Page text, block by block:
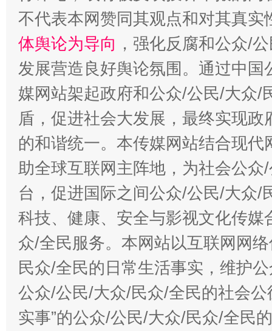
不代表本网赞同其观点和对其真实
体舆论为导向 ，强化反腐和公众/
发展营造良好舆论氛围。通过中
媒网站架起政府和公众/公民/大众/
盾，促进社会大发展，最终实现
的和谐统一。本传媒网站结合现
助全球互联网主阵地，为社会公
台，促进国际之间公众/公民/大众/
科技、健康、安全与影视文化传
众/全民服务。本网站以互联网网
民众/全民的日常生活事实，维护
公众/公民/大众/民众/全民的社会公
实事”的公众/公民/大众/民众/全民